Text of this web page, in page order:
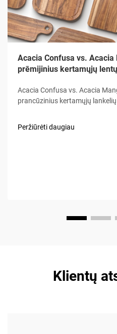
Acacia Confusa vs.
prēmijinius kertamųjų
Acacia Confusa vs. Acacia
prancūzinius kertamųjų
yra lygios. Rinka dažnai
Peržiūrėti daugiau
Klientų